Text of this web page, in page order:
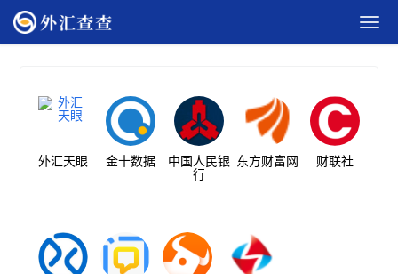
外汇天眼 金十数据
中国人民银
行
东方财富网 财联社